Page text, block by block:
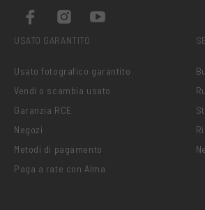
USATO GARANTITO
Usato fotografico garantito
Vendi o scambia usato
Garanzia RCE
Negozi
Metodi di pagamento
Paga a rate con Alma